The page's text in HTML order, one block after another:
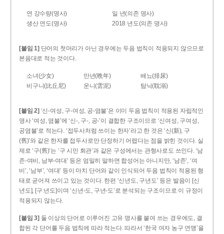
연 강수량(명사)
일 년(의존 명사)
생산 연도(명사)
2018 년도(의존 명사)
[붙임 1] 단어의 첫머리가 아닌 경우에는 두음 법칙이 적용되지 않으므로
본음대로 적는 것이다.
소녀(少女) 만년(晩年)
배뇨(排尿)
비구니(比丘尼)
운니(雲泥) 탐닉(耽溺)
[붙임 2] ‘신-여성, 구-여성, 공-염불’은 이미 두음 법칙이 적용된 자립적인
명사 ‘여성, 염불’에 ‘신-, 구-, 공-’이 결합한 구조이므로 ‘신여성, 구여성,
공염불’로 적는다. ‘접두사처럼 쓰이는 한자’라고 한 것은 ‘신(新), 구
(舊)’와 같은 한자를 접두사로만 단정하기 어렵다는 점을 밝힌 것이다. 실
제로 ‘구(舊)’는 ‘구 시민 회관’과 같은 구성에서는 관형사로도 쓰인다. ‘남
존­-여비, 남부-­여대’ 등은 엄밀히 말하면 합성어는 아니지만, ‘남존’, ‘여
비’, ‘남부’, ‘여대’ 등이 마치 단어와 같이 인식되어 두음 법칙이 적용된 형
태로 굳어져 쓰이고 있는 것이다. 한편 ‘신년도, 구년도’ 등은 발음이 [신
년도], [구ː년도]이며 ‘신년­-도, 구년-­도’로 분석되는 구조이므로 이 규정이
적용되지 않는다.
[붙임 3] 둘 이상의 단어로 이루어진 고유 명사를 붙여 쓰는 경우에도, 결
합된 각 단어를 두음 법칙에 따라 적는다. 따라서 ‘한국 여자 농구 연맹’을